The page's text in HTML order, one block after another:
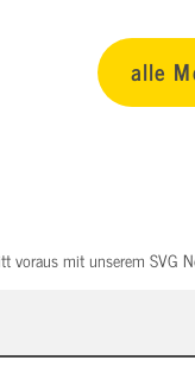
alle
voraus mit unserem SVG